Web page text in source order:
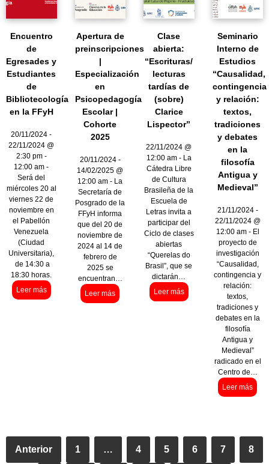
Encuentro
de
Egresades y
Estudiantes
de
Bibliotecología
en la FFyH
20/11/2024 -
22/11/2024 @
2:30 pm -
12:00 am -
Será del
miércoles 20 al
viernes 22 de
noviembre en
el Pabellón
Venezuela
(Ciudad
Universitaria),
de 14:30 a
18:30 horas.
Leer más
Apertura de
preinscripciones
|
Especialización
en
Psicopedagogía
Escolar |
Cohorte
2025
20/11/2024 -
14/02/2025 @
12:00 am - La
Secretaría de
Posgrado de la
FFyH informa
que del 20 de
noviembre de
2024 al 14 de
febrero de
2025 se
encuentran…
Leer más
Clase
abierta:
“Escrituras/
lecturas
tardías de
(sobre)
Clarice
Lispector”
22/11/2024 @
12:00 am - La
Cátedra Libre
de Cultura
Brasileña de la
Escuela de
Letras invita a
participar del
Ciclo de clases
abiertas
“Querelas do
Brasil”, que se
dictarán…
Leer más
Seminario
Interno de
Estudios
“Causalidad,
contingencia
y relación:
textos,
tradiciones
y debates
en la
filosofía
Antigua y
Medieval”
21/11/2024 -
22/11/2024 @
12:00 am - El
proyecto de
investigación
“Causalidad,
contingencia y
relación:
textos,
tradiciones y
debates en la
filosofía
Antigua y
Medieval”
radicado en el
Centro de…
Leer más
Anterior 1 … 4 5 6 7 8